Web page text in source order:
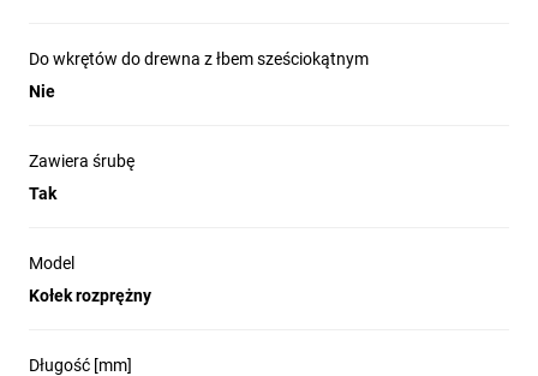
Do wkrętów do drewna z łbem sześciokątnym
Nie
Zawiera śrubę
Tak
Model
Kołek rozprężny
Długość [mm]